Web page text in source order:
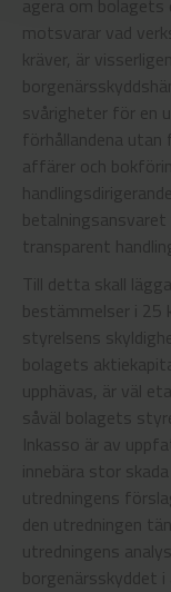
agera om
motsvarar vad
kräver, är
svårigheter för en
förhållandena
affärer och
transparent
Till detta skall
bestämmelser i 25
styrelsens
bolagets
upphävas, är väl
såväl bolagets
Inkasso är av
innebära stor
utredningens
den utredningen
utredningens
borgenärsskyddet